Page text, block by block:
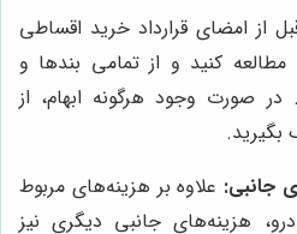
از امضای قرارداد خرید اقساطی
کنید و از تمامی بندها و
صورت وجود هرگونه ابهام، از
جانبی: علاوه بر هزینه‌های مربوط
هزینه‌های جانبی دیگری نیز